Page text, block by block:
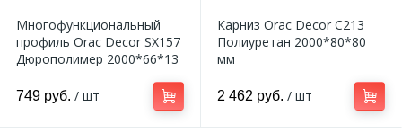
Многофункциональный
профиль Orac Decor SX157
Дюрополимер 2000*66*13
749 руб. / шт
Карниз Orac Decor C213
Полиуретан 2000*80*80
мм
2 462 руб. / шт